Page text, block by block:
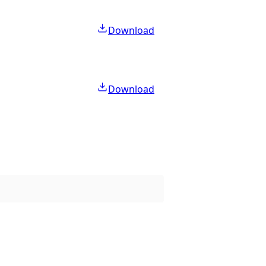
Download
Download